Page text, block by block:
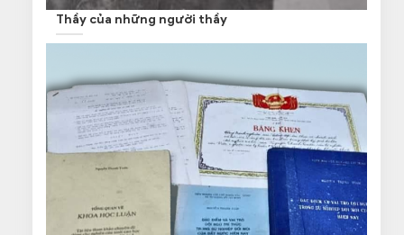
Thầy của những người thầy